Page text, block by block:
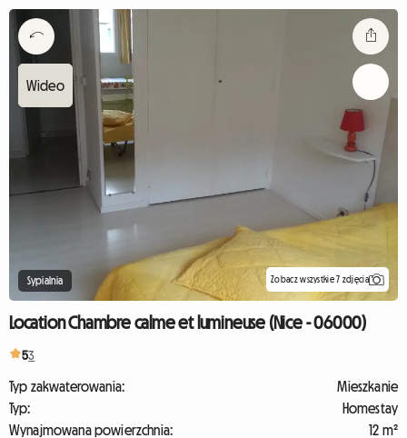
Sypialnia Zobacz wszystkie 7 zdjęcia
Location Chambre calme et lumineuse (Nice - 06000)
53
Typ zakwaterowania:
Mieszkanie
Typ:
Homestay
Wynajmowana powierzchnia:
12 m²